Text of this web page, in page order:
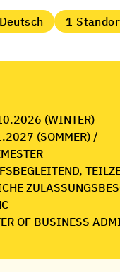
1
(WINTER)
(SOMMER) /
OF BUSINESS